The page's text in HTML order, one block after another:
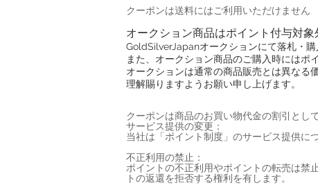
クーポンは送料にはご利用いただけません
オークション商品はポイント付与対象
GoldSilverJapanオークションにて落札・
また、オークション商品のご購入時にはポ
オークションは通常の商品販売とは異なる
理解賜りますようお願い申し上げます。
クーポンは商品のお買い物代金の割引とし
サービス提供の変更：
当社は「ポイント制度」のサービス提供に
不正利用の禁止：
ポイントの不正利用やポイントの転売は禁
トの返還を拒否する権利を有します。